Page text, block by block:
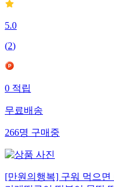
5.0
(2)
0적립
무료배송
266명구매중
[만원의행복] 구워 먹으면